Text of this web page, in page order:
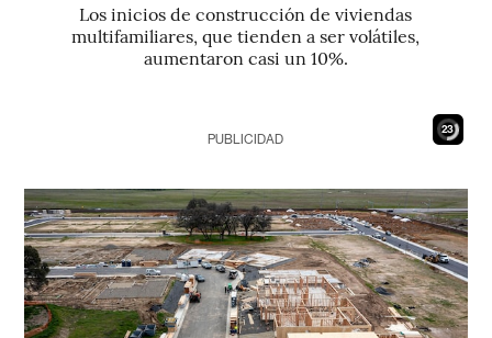
Los inicios de construcción de viviendas
multifamiliares, que tienden a ser volátiles,
aumentaron casi un 10%.
22
PUBLICIDAD